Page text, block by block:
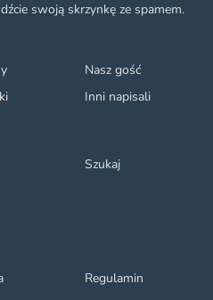
Nasz gość
Inni napisali
Szukaj
Regulamin
swoją skrzynkę ze spamem.